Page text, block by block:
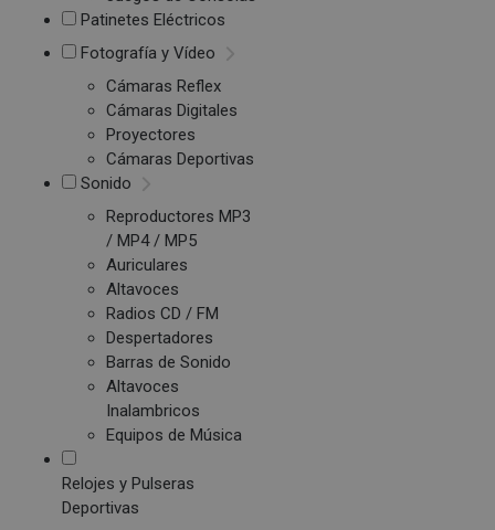
Patinetes Eléctricos
Fotografía y Vídeo
Cámaras Reflex
Cámaras Digitales
Proyectores
Cámaras Deportivas
Sonido
Reproductores MP3
/ MP4 / MP5
Auriculares
Altavoces
Radios CD / FM
Despertadores
Barras de Sonido
Altavoces
Inalambricos
Equipos de Música
Relojes y Pulseras
Deportivas